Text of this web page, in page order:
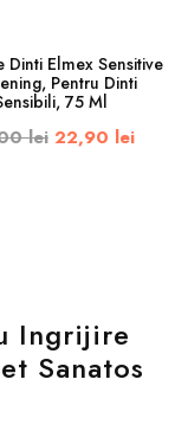
Dinti Elmex Sensitive
Pentru Dinti
75 Ml
lei 22,90 lei
Ingrijire
Sanatos